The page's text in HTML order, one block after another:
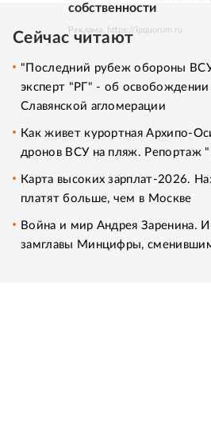
собственности
Реклама. https://ipquorum.ru
Сейчас читают
"Последний рубеж обороны
эксперт "РГ" - об
Славянской агломерации
Как живет курортная Архипо-
дронов ВСУ на пляж. Репортаж
Карта высоких зарплат-2026.
платят больше, чем в Москве
Война и мир Андрея Заренина.
замглавы Минцифры,